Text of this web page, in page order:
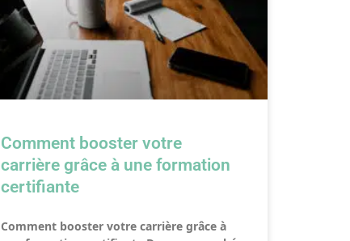
Comment booster votre
carrière grâce à une formation
certifiante
Comment booster votre carrière grâce à